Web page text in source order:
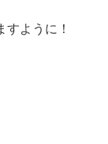
ように！